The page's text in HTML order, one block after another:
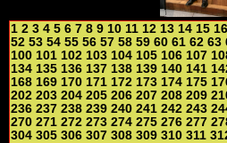
1 2 3 4 5 6 7 8 9 10 11 12 13 14 15 16
52 53 54 55 56 57 58 59 60 61 62 63
100 101 102 103 104 105 106 107
134 135 136 137 138 139 140 141
168 169 170 171 172 173 174 175
202 203 204 205 206 207 208 209
236 237 238 239 240 241 242 243
270 271 272 273 274 275 276 277
304 305 306 307 308 309 310 311